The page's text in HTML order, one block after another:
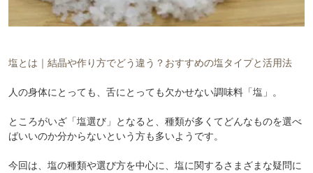
塩とは｜結晶や作り方でどう違う？おすすめの塩タイプと活用法
人の身体にとっても、舌にとっても欠かせない調味料「塩」。
ところがいざ「塩選び」となると、種類が多くてどんなものを選べ
ばいいのか分からないという方も多いようです。
今回は、塩の種類や選び方を中心に、塩に関するさまざまな疑問に